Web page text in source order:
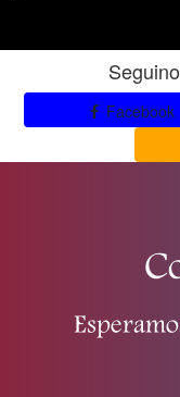
Facebook